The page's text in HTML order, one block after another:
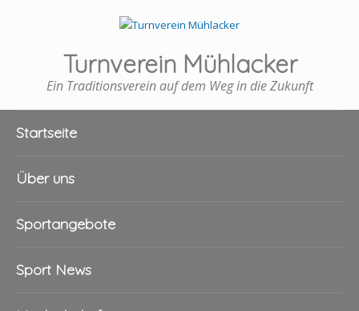
Turnverein Mühlacker
Ein Traditionsverein auf dem Weg in die Zukunft
Startseite
Über uns
Sportangebote
Sport News